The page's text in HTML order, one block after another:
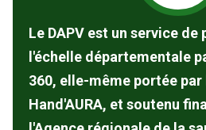
Le DAPV est un service
l'échelle départementale
360, elle-même portée
Hand'AURA, et soutenu